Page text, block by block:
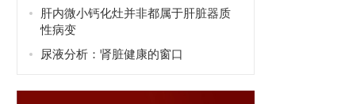
肝内微小钙化灶并非都属于肝脏器质
性病变
尿液分析：肾脏健康的窗口